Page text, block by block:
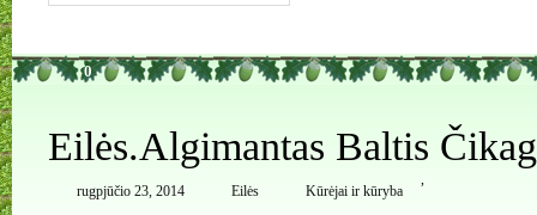
0
Eilės.Algimantas Baltis
rugpjūčio 23, 2014 Eilės
,
Kūrėjai ir kūryba